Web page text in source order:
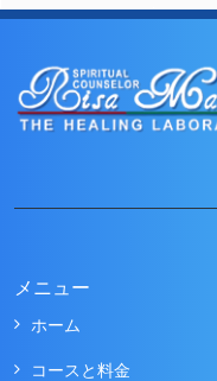
メニュー
ホーム
コースと料金